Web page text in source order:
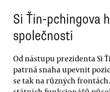
Si Ťin-pchingova
společnosti
Od nástupu prezidenta Si
patrná snaha upevnit
se tak na různých